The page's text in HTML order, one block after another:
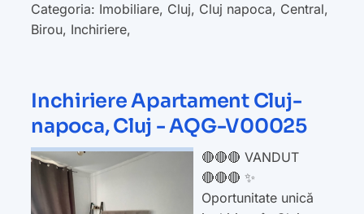
Categoria: Imobiliare, Cluj, Cluj napoca, Central,
Birou, Inchiriere,
Inchiriere Apartament Cluj-
napoca, Cluj - AQG-V00025
🔴🔴🔴 VANDUT
🔴🔴🔴 ✨
Oportunitate unică